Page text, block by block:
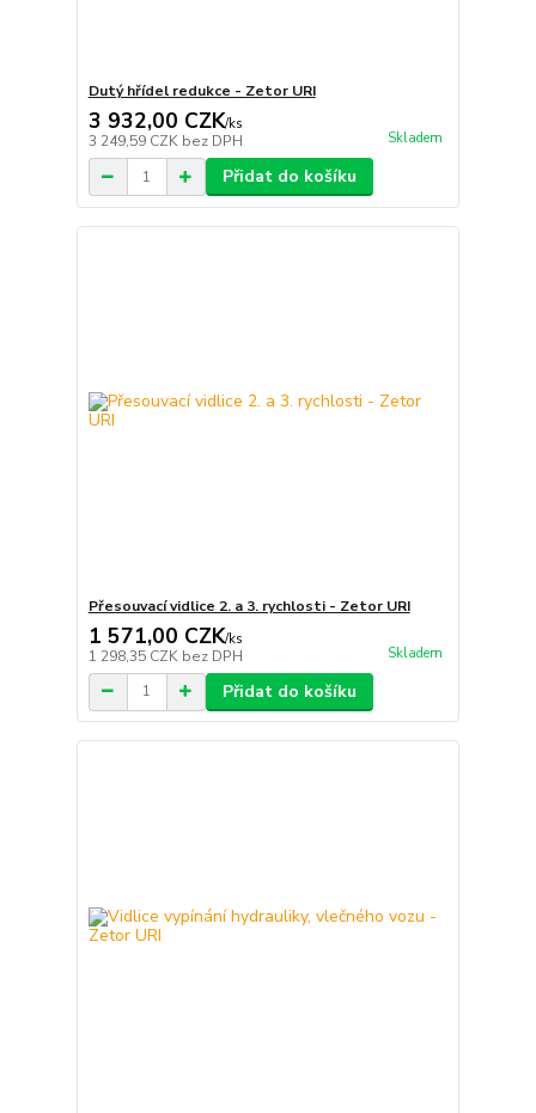
Dutý hřídel redukce - Zetor URI
3 932,00 CZK/ks
3 249,59 CZK bez DPH Skladem
Přidat do košíku
Přesouvací vidlice 2. a 3. rychlosti - Zetor URI
1 571,00 CZK/ks
1 298,35 CZK bez DPH Skladem
Přidat do košíku